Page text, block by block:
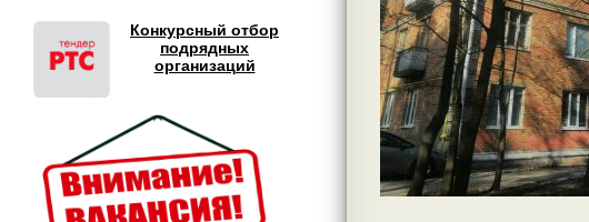
Конкурсный отбор
подрядных
организаций